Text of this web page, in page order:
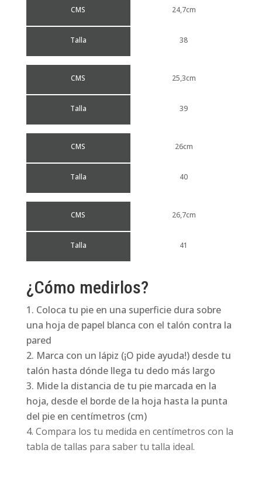
CMS
Talla
24,7cm
38
CMS
Talla
25,3cm
39
CMS
Talla
26cm
40
CMS
Talla
26,7cm
41
¿Cómo medirlos?
Coloca tu pie en una superficie dura sobre
una hoja de papel blanca con el talón contra la
pared
Marca con un lápiz (¡O pide ayuda!) desde tu
talón hasta dónde llega tu dedo más largo
Mide la distancia de tu pie marcada en la
hoja, desde el borde de la hoja hasta la punta
del pie en centímetros (cm)
Compara los tu medida en centímetros con la
tabla de tallas para saber tu talla ideal.